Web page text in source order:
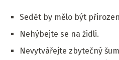
Sedět by mělo být
Nehýbejte se na židli.
Nevytvářejte zbytečný